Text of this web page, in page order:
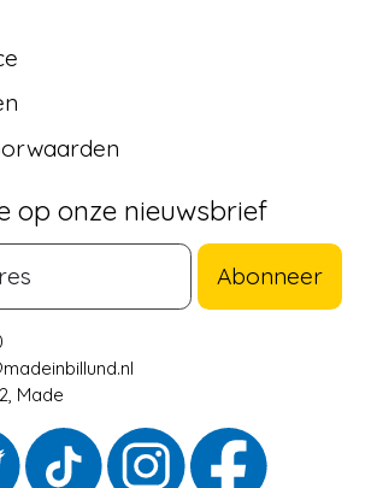
op onze nieuwsbrief
Abonneer
Made